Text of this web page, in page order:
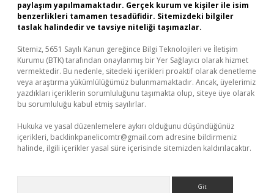
paylaşım yapılmamaktadır. Gerçek kurum ve kişiler ile isim
benzerlikleri tamamen tesadüfidir. Sitemizdeki bilgiler
taslak halindedir ve tavsiye niteliği taşımazlar.
Sitemiz, 5651 Sayılı Kanun gereğince Bilgi Teknolojileri ve İletişim
Kurumu (BTK) tarafından onaylanmış bir Yer Sağlayıcı olarak hizmet
vermektedir. Bu nedenle, sitedeki içerikleri proaktif olarak denetleme
veya araştırma yükümlülüğümüz bulunmamaktadır. Ancak, üyelerimiz
yazdıkları içeriklerin sorumluluğunu taşımakta olup, siteye üye olarak
bu sorumluluğu kabul etmiş sayılırlar.
Hukuka ve yasal düzenlemelere aykırı olduğunu düşündüğünüz
içerikleri, backlinkpanelicomtr@gmail.com adresine bildirmeniz
halinde, ilgili içerikler yasal süre içerisinde sitemizden kaldırılacaktır.